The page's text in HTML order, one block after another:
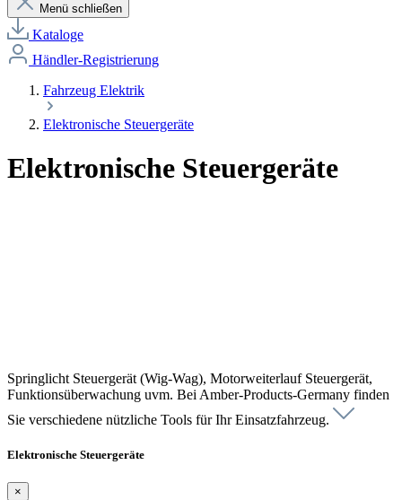
Menü schließen
Kataloge
Händler-Registrierung
Fahrzeug Elektrik
Elektronische Steuergeräte
Elektronische Steuergeräte
Springlicht Steuergerät (Wig-Wag), Motorweiterlauf Steuergerät,
Funktionsüberwachung uvm. Bei Amber-Products-Germany finden
Sie verschiedene nützliche Tools für Ihr Einsatzfahrzeug.
Elektronische Steuergeräte
×